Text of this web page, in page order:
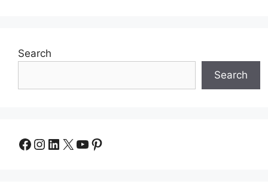
Search
Search
Facebook
Instagram
LinkedIn
X YouTube
Pinterest